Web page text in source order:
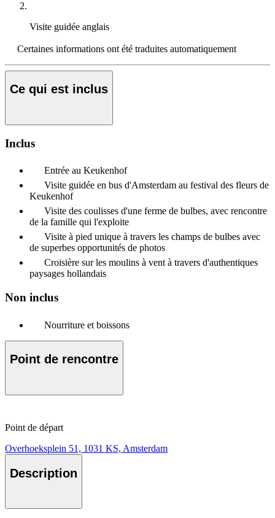
Visite guidée anglais
Certaines informations ont été traduites automatiquement
Ce qui est inclus
Inclus
Entrée au Keukenhof
Visite guidée en bus d'Amsterdam au festival des fleurs de
Keukenhof
Visite des coulisses d'une ferme de bulbes, avec rencontre
de la famille qui l'exploite
Visite à pied unique à travers les champs de bulbes avec
de superbes opportunités de photos
Croisière sur les moulins à vent à travers d'authentiques
paysages hollandais
Non inclus
Nourriture et boissons
Point de rencontre
Point de départ
Overhoeksplein 51, 1031 KS, Amsterdam
Description